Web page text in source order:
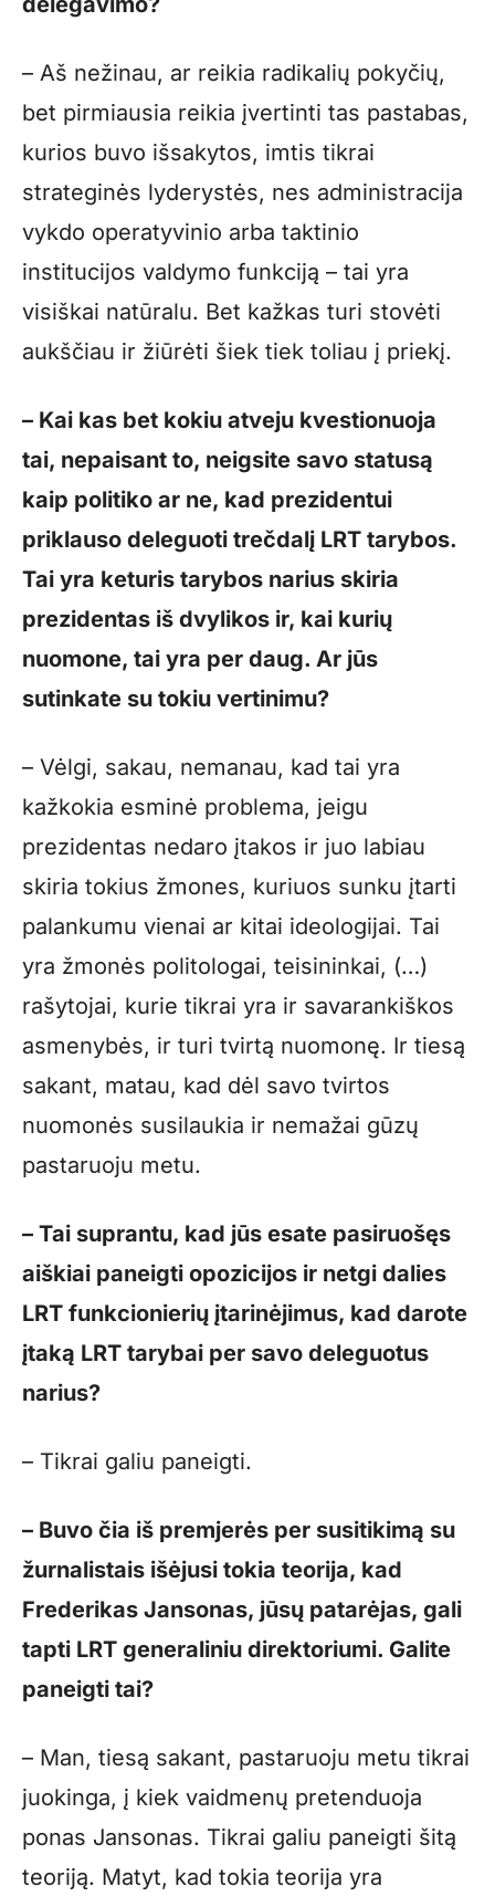
– Aš nežinau, ar reikia radikalių pokyčių,
bet pirmiausia reikia įvertinti tas pastabas,
kurios buvo išsakytos, imtis tikrai
strateginės lyderystės, nes administracija
vykdo operatyvinio arba taktinio
institucijos valdymo funkciją – tai yra
visiškai natūralu. Bet kažkas turi stovėti
aukščiau ir žiūrėti šiek tiek toliau į priekį.
– Kai kas bet kokiu atveju kvestionuoja
tai, nepaisant to, neigsite savo statusą
kaip politiko ar ne, kad prezidentui
priklauso deleguoti trečdalį LRT tarybos.
Tai yra keturis tarybos narius skiria
prezidentas iš dvylikos ir, kai kurių
nuomone, tai yra per daug. Ar jūs
sutinkate su tokiu vertinimu?
– Vėlgi, sakau, nemanau, kad tai yra
kažkokia esminė problema, jeigu
prezidentas nedaro įtakos ir juo labiau
skiria tokius žmones, kuriuos sunku įtarti
palankumu vienai ar kitai ideologijai. Tai
yra žmonės politologai, teisininkai, (…)
rašytojai, kurie tikrai yra ir savarankiškos
asmenybės, ir turi tvirtą nuomonę. Ir tiesą
sakant, matau, kad dėl savo tvirtos
nuomonės susilaukia ir nemažai gūzų
pastaruoju metu.
– Tai suprantu, kad jūs esate pasiruošęs
aiškiai paneigti opozicijos ir netgi dalies
LRT funkcionierių įtarinėjimus, kad darote
įtaką LRT tarybai per savo deleguotus
narius?
– Tikrai galiu paneigti.
– Buvo čia iš premjerės per susitikimą su
žurnalistais išėjusi tokia teorija, kad
Frederikas Jansonas, jūsų patarėjas, gali
tapti LRT generaliniu direktoriumi. Galite
paneigti tai?
– Man, tiesą sakant, pastaruoju metu tikrai
juokinga, į kiek vaidmenų pretenduoja
ponas Jansonas. Tikrai galiu paneigti šitą
teoriją. Matyt, kad tokia teorija yra